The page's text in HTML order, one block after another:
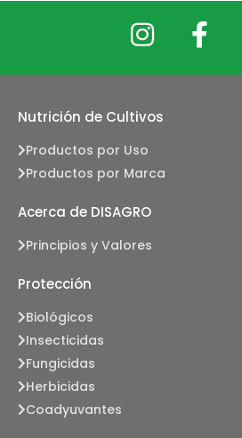
Nutrición de Cultivos
Productos por Uso
Productos por Marca
Acerca de DISAGRO
Principios y Valores
Protección
Biológicos
Insecticidas
Fungicidas
Herbicidas
Coadyuvantes